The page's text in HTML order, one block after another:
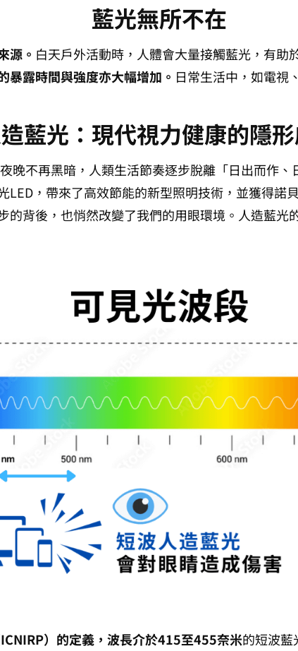
藍光無所不在
源。 白天戶外活動時，人體會大量接觸藍光，有助
暴露時間與強度亦大幅增加。 日常生活中，如電視
藍光：現代視力健康的隱
晚不再黑暗，人類生活節奏逐步脫離「日出而作
LED，帶來了高效節能的新型照明技術，並獲得諾
的背後，也悄然改變了我們的用眼環境。人造藍光
）的定義，波長介於415至455奈米的短波藍